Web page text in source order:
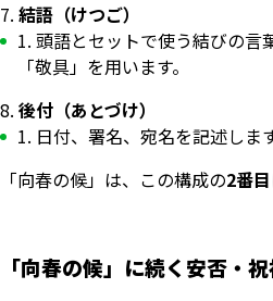
結語（けつご）
頭語とセットで使う結びの言
「敬具」を用います。
後付（あとづけ）
日付、署名、宛名を記述します
「向春の候」は、この構成の2番目
「向春の候」に続く安否・